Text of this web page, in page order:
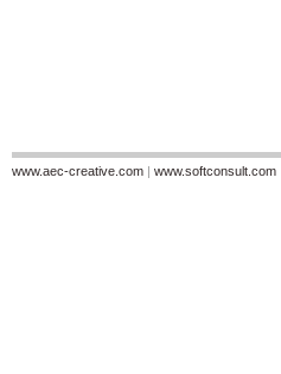
www.aec-creative.com | www.softconsult.com